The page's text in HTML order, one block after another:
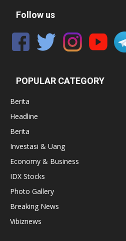
Follow us
POPULAR CATEGORY
Berita
Headline
Berita
Investasi & Uang
Economy & Business
IDX Stocks
Photo Gallery
Breaking News
Vibiznews